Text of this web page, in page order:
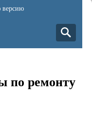
версию
по ремонту